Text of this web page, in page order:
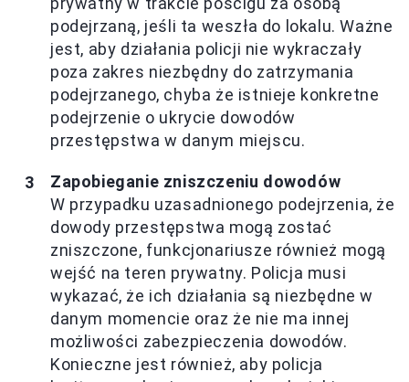
podejrzaną, jeśli ta weszła do lokalu. Ważne
jest, aby działania policji nie wykraczały
poza zakres niezbędny do zatrzymania
podejrzanego, chyba że istnieje konkretne
podejrzenie o ukrycie dowodów
przestępstwa w danym miejscu.
Zapobieganie zniszczeniu dowodów
W przypadku uzasadnionego podejrzenia, że
dowody przestępstwa mogą zostać
zniszczone, funkcjonariusze również mogą
wejść na teren prywatny. Policja musi
wykazać, że ich działania są niezbędne w
danym momencie oraz że nie ma innej
możliwości zabezpieczenia dowodów.
Konieczne jest również, aby policja